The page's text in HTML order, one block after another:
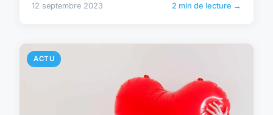
12 septembre 2023 2 min de lecture →
ACTU